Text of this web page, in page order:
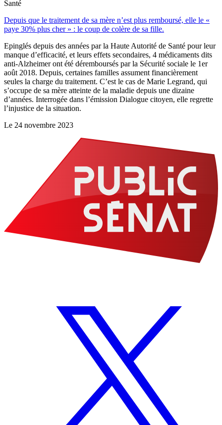
Santé
Depuis que le traitement de sa mère n’est plus remboursé, elle le «
paye 30% plus cher » : le coup de colère de sa fille.
Epinglés depuis des années par la Haute Autorité de Santé pour leur
manque d’efficacité, et leurs effets secondaires, 4 médicaments dits
anti-Alzheimer ont été déremboursés par la Sécurité sociale le 1er
août 2018. Depuis, certaines familles assument financièrement
seules la charge du traitement. C’est le cas de Marie Legrand, qui
s’occupe de sa mère atteinte de la maladie depuis une dizaine
d’années. Interrogée dans l’émission Dialogue citoyen, elle regrette
l’injustice de la situation.
Le 24 novembre 2023